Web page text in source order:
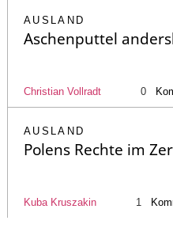
AUSLAND
Aschenputtel
Christian Vollradt 0
AUSLAND
Polens Rechte im
Kuba Kruszakin 1